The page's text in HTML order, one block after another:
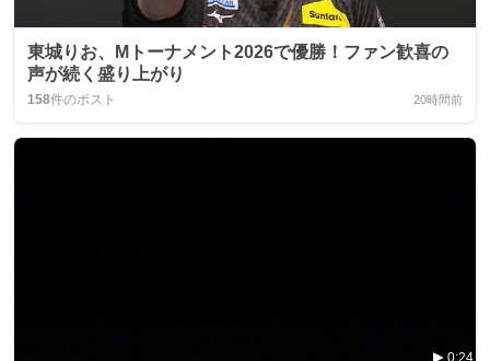
東城りお、Mトーナメント2026で優勝！ファン歓喜の
声が続く盛り上がり
158件のポスト 20時間前